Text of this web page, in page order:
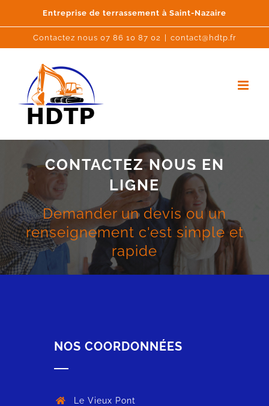
contenu
Entreprise de terrassement à Saint-Nazaire
Contactez nous 07 86 10 87 02 contact@hdtp.fr
CONTACTEZ NOUS EN
LIGNE
Demander un devis ou un
renseignement c'est simple et
rapide
NOS COORDONNÉES
Le Vieux Pont